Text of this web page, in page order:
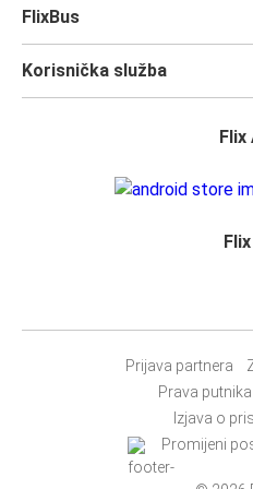
Iskoristi svaki trenutak dok
FlixBus i kreneš u otkrivanje!
Putovanje na relaciji Varaždin
ju kupiti online putem weba, u
Moći ćeš izvršiti svoju kupnju
nema potrebe za ispisomi
će tvoj telefon biti tvoja
Želiš li sjediti uz obitelj ili
FlixBus
Korisnička služba
Flix
Prijava partnera
Prava putnika
Izjava o
Promijeni